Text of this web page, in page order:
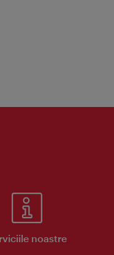
noastre